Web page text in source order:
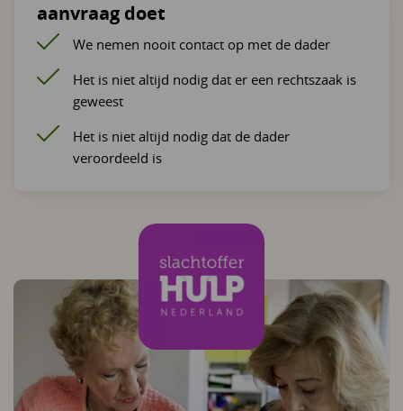
aanvraag doet
We nemen nooit contact op met de dader
Het is niet altijd nodig dat er een rechtszaak is
geweest
Het is niet altijd nodig dat de dader
veroordeeld is